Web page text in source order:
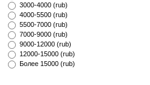
3000-4000 (rub)
4000-5500 (rub)
5500-7000 (rub)
7000-9000 (rub)
9000-12000 (rub)
12000-15000 (rub)
Более 15000 (rub)